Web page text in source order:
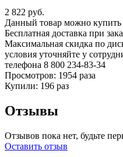
2 822 руб.
Данный товар можно купить
Бесплатная доставка при
Максимальная скидка по
условия уточняйте у
телефона 8 800 234-83-34
Просмотров: 1954 раза
Купили: 196 раз
Отзывы
Отзывов пока нет, будьте
Оставить отзыв